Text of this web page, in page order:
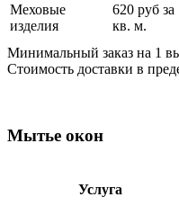
Меховые
изделия
620 руб за
кв. м.
Минимальный заказ на 1
Стоимость доставки в
Мытье окон
Услуга